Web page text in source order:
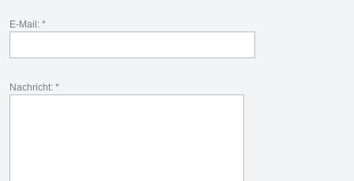
E-Mail: *
Nachricht: *